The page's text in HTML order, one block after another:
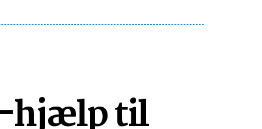
hjælp til